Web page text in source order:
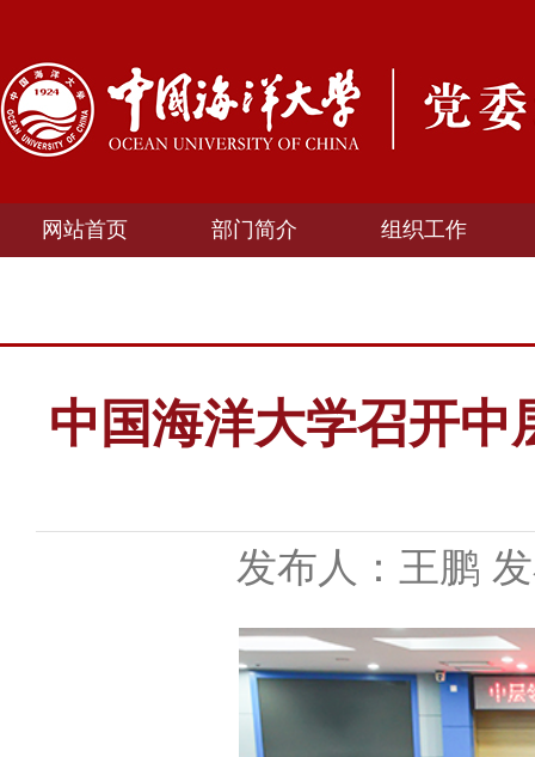
网站首页 部门简介 组织工作
中国海洋大学召开中
发布人：王鹏